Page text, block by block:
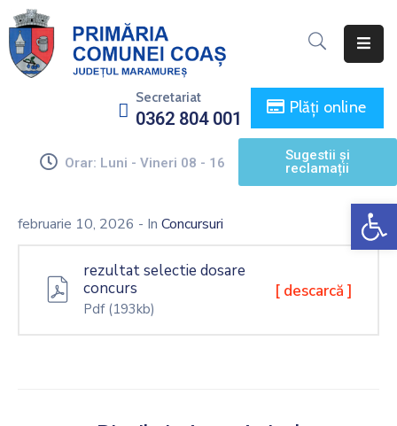
Acasă
Consiliul
Informații
Public
Secretariat
0362 804 001
Plăți online
Orar: Luni - Vineri 08 - 16
Sugestii și
reclamații
februarie 10, 2026 - In Concursuri
rezultat selectie dosare
concurs
Pdf (193kb)
[ descarcă ]